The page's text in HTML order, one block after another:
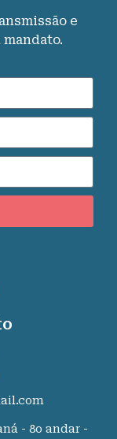
e
- 8o andar -